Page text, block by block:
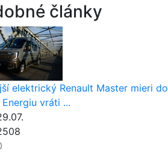
články
elektrický Renault Master mieri do
vráti ...